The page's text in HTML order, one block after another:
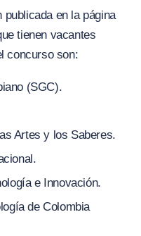
publicada en la página
tienen vacantes
concurso son:
(SGC).
Artes y los Saberes.
e Innovación.
de Colombia